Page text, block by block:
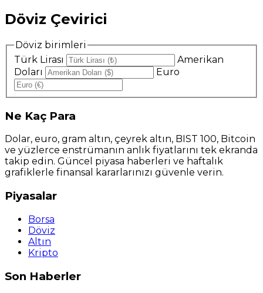
Döviz Çevirici
Döviz birimleri
Türk Lirası
Amerikan
Doları
Euro
Ne Kaç Para
Dolar, euro, gram altın, çeyrek altın, BIST 100, Bitcoin
ve yüzlerce enstrümanın anlık fiyatlarını tek ekranda
takip edin. Güncel piyasa haberleri ve haftalık
grafiklerle finansal kararlarınızı güvenle verin.
Piyasalar
Borsa
Döviz
Altın
Kripto
Son Haberler